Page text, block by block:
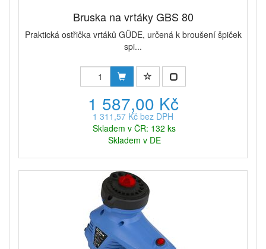
Bruska na vrtáky GBS 80
Praktická ostřička vrtáků GÜDE, určená k broušení špiček
spi...
1 587,00 Kč
1 311,57 Kč bez DPH
Skladem v ČR: 132 ks
Skladem v DE